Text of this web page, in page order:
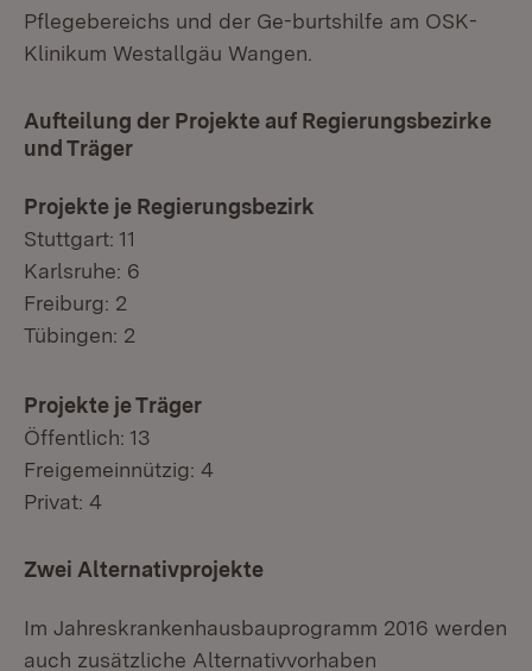
Pflegebereichs und der Ge-burtshilfe am OSK-
Klinikum Westallgäu Wangen.
Aufteilung der Projekte auf Regierungsbezirke
und Träger
Projekte je Regierungsbezirk
Stuttgart: 11
Karlsruhe: 6
Freiburg: 2
Tübingen: 2
Projekte je Träger
Öffentlich: 13
Freigemeinnützig: 4
Privat: 4
Zwei Alternativprojekte
Im Jahreskrankenhausbauprogramm 2016 werden
auch zusätzliche Alternativvorhaben